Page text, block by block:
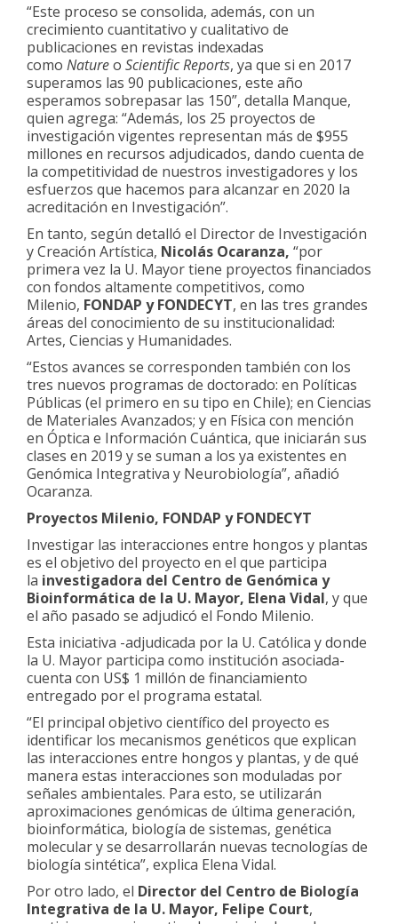
“Este proceso se consolida, además, con un
crecimiento cuantitativo y cualitativo de
publicaciones en revistas indexadas
como Natureo Scientific Reports, ya que si en 2017
superamos las 90 publicaciones, este año
esperamos sobrepasar las 150”, detalla Manque,
quien agrega: “Además, los 25 proyectos de
investigación vigentes representan más de $955
millones en recursos adjudicados, dando cuenta de
la competitividad de nuestros investigadores y los
esfuerzos que hacemos para alcanzar en 2020 la
acreditación en Investigación”.
En tanto, según detalló el Director de Investigación
y Creación Artística, Nicolás Ocaranza, “por
primera vez la U. Mayor tiene proyectos financiados
con fondos altamente competitivos, como
Milenio, FONDAP y FONDECYT, en las tres grandes
áreas del conocimiento de su institucionalidad:
Artes, Ciencias y Humanidades.
“Estos avances se corresponden también con los
tres nuevos programas de doctorado: en Políticas
Públicas (el primero en su tipo en Chile); en Ciencias
de Materiales Avanzados; y en Física con mención
en Óptica e Información Cuántica, que iniciarán sus
clases en 2019 y se suman a los ya existentes en
Genómica Integrativa y Neurobiología”, añadió
Ocaranza.
Proyectos Milenio, FONDAP y FONDECYT
Investigar las interacciones entre hongos y plantas
es el objetivo del proyecto en el que participa
la investigadora del Centro de Genómica y
Bioinformática de la U. Mayor, Elena Vidal, y que
el año pasado se adjudicó el Fondo Milenio.
Esta iniciativa -adjudicada por la U. Católica y donde
la U. Mayor participa como institución asociada-
cuenta con US$ 1 millón de financiamiento
entregado por el programa estatal.
“El principal objetivo científico del proyecto es
identificar los mecanismos genéticos que explican
las interacciones entre hongos y plantas, y de qué
manera estas interacciones son moduladas por
señales ambientales. Para esto, se utilizarán
aproximaciones genómicas de última generación,
bioinformática, biología de sistemas, genética
molecular y se desarrollarán nuevas tecnologías de
biología sintética”, explica Elena Vidal.
Por otro lado, el Director del Centro de Biología
Integrativa de la U. Mayor, Felipe Court,